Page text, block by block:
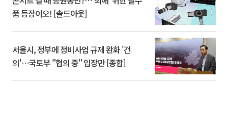
품 등장이오! [솔드아웃]
서울시, 정부에 정비사업 규제 완화 '건
의'⋯국토부 "협의 중" 입장만 [종합]